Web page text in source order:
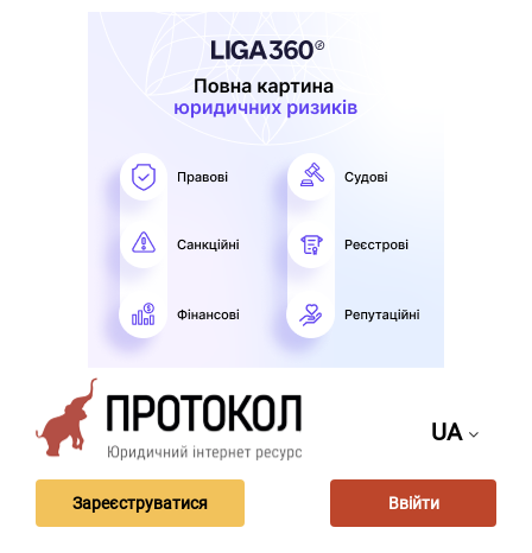
UA
Зареєструватися Ввійти